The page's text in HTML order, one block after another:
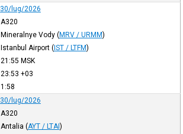
30/lug/2026
A320
Mineralnye Vody (MRV / URMM)
Istanbul Airport (IST / LTFM)
21:55 MSK
23:53 +03
1:58
30/lug/2026
A320
Antalia (AYT / LTAI)